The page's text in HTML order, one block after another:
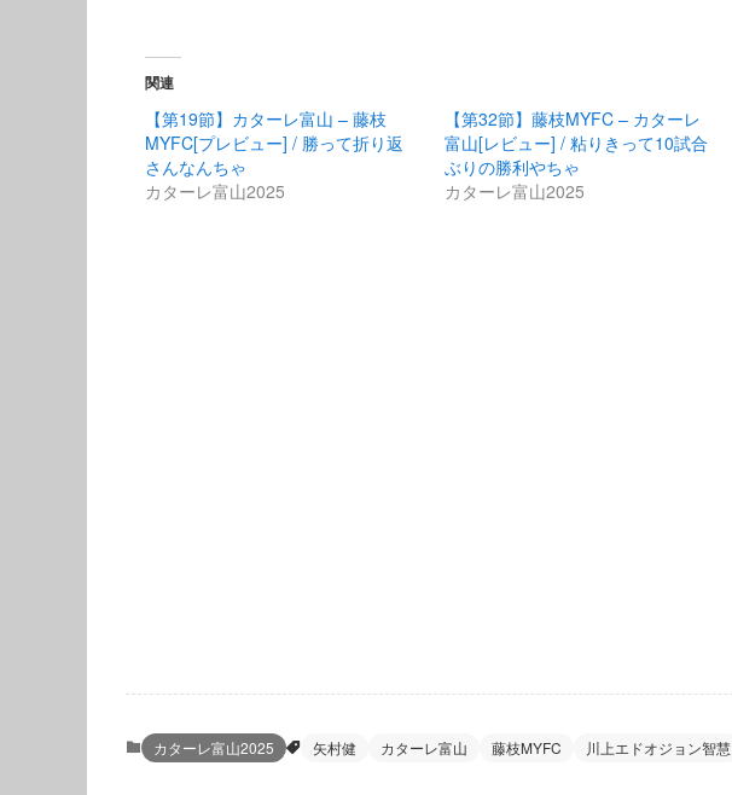
関連
【第19節】カターレ富山 – 藤枝
MYFC[プレビュー] / 勝って折り返
さんなんちゃ
カターレ富山2025
【第32節】藤枝MYFC – カターレ
富山[レビュー] / 粘りきって10試合
ぶりの勝利やちゃ
カターレ富山2025
カターレ富山2025 矢村健 カターレ富山 藤枝MYFC 川上エドオジョン智慧